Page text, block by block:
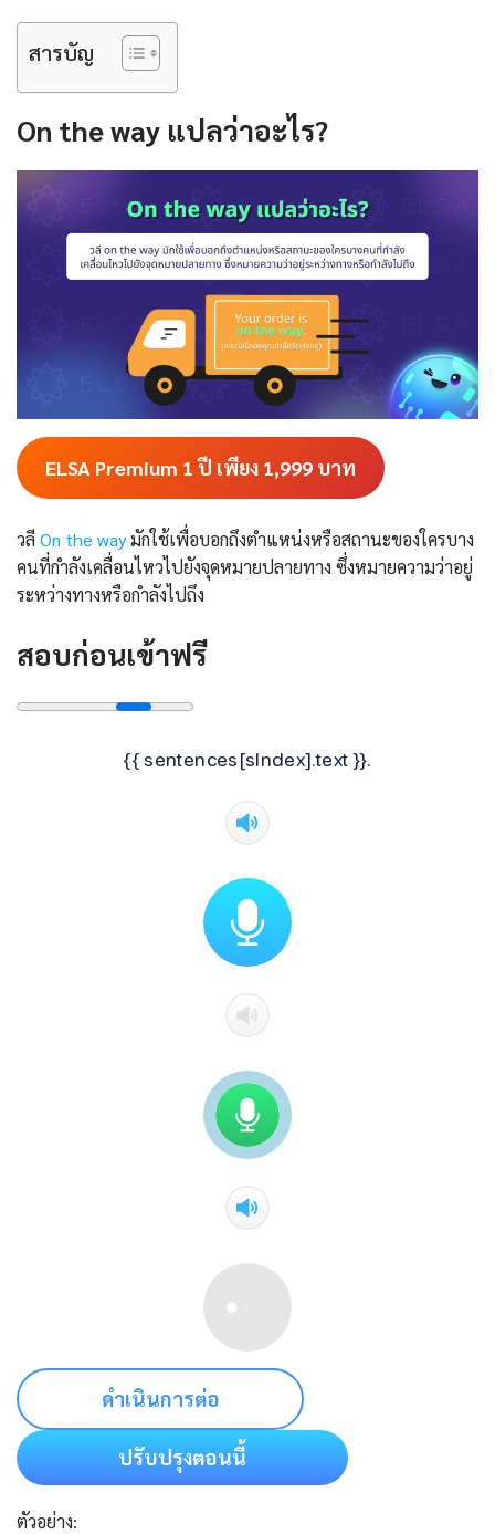
สารบัญ
On the way แปลว่าอะไร?
ELSA Premium 1 ปี เพียง 1,999 บาท
วลีOn the wayมักใช้เพื่อบอกถึงตำแหน่งหรือสถานะของใครบาง
คนที่กำลังเคลื่อนไหวไปยังจุดหมายปลายทาง ซึ่งหมายความว่าอยู่
ระหว่างทางหรือกำลังไปถึง
สอบก่อนเข้าฟรี
{{ sentences[sIndex].text }}.
ดำเนินการต่อ
ปรับปรุงตอนนี้
ตัวอย่าง: